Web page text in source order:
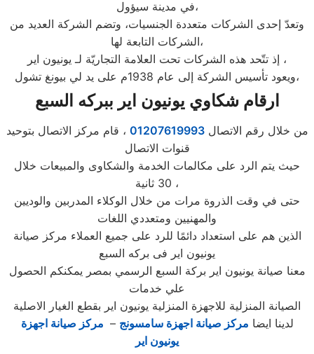
في مدينة سيؤول،
وتعدّ إحدى الشركات متعددة الجنسيات، وتضم الشركة العديد من
الشركات التابعة لها،
إذ تتّحد هذه الشركات تحت العلامة التجاريّة لـ يونيون اير ،
ويعود تأسيس الشركة إلى عام 1938م على يد لي بيونغ تشول،
ارقام شكاوي يونيون اير ببركه السبع
من خلال رقم الاتصال01207619993 ، قام مركز الاتصال بتوحيد
قنوات الاتصال
حيث يتم الرد على مكالمات الخدمة والشكاوى والمبيعات خلال
30 ثانية ،
حتى في وقت الذروة مرات من خلال الوكلاء المدربين والوديين
والمهنيين ومتعددي اللغات
الذين هم على استعداد دائمًا للرد على جميع العملاء مركز صيانة
يونيون اير فى بركه السبع
معنا صيانة يونيون اير بركة السبع الرسمي بمصر يمكنكم الحصول
علي خدمات
الصيانة المنزلية للاجهزة المنزلية يونيون اير بقطع الغيار الاصلية
لدينا ايضا مركز صيانة اجهزة سامسونج – مركز صيانة اجهزة
يونيون اير